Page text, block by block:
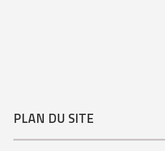
PLAN DU SITE